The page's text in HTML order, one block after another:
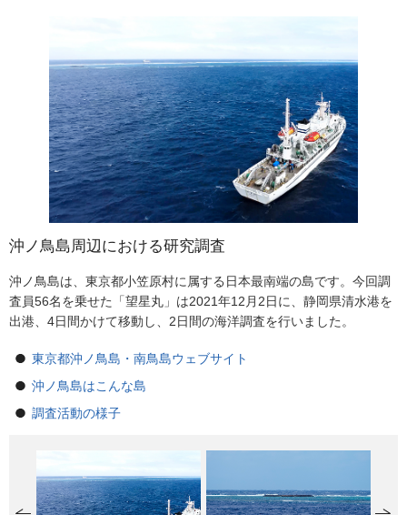
沖ノ鳥島周辺における研究調査
沖ノ鳥島は、東京都小笠原村に属する日本最南端の島です。今回調
査員56名を乗せた「望星丸」は2021年12月2日に、静岡県清水港を
出港、4日間かけて移動し、2日間の海洋調査を行いました。
(外観調査) 直径約50mの護岸で防護された小島も見えます。
(海洋調査) 水深や水温、塩分等の計測のための小型センサー(XCTD)
(海洋調査) 白い円板などを使って、海水の透明度も確認しました。
(海洋調査) 水質測定のための表層水の採取が始まりました。
(外観調査) 強風が弱まったわずかな時間でドローンによる空撮を行
(外観調査) 強風が弱まったわずかな時間でドローンによる空撮を行
(外観調査) 東西約4.5kmの沖ノ鳥島の西寄りに設置された観測拠点
旧観測拠点施設
12月6日午後、波で白く縁どられた沖ノ鳥島を後にし、3日間の帰路
東京都沖ノ鳥島・南鳥島ウェブサイト
沖ノ鳥島はこんな島
調査活動の様子